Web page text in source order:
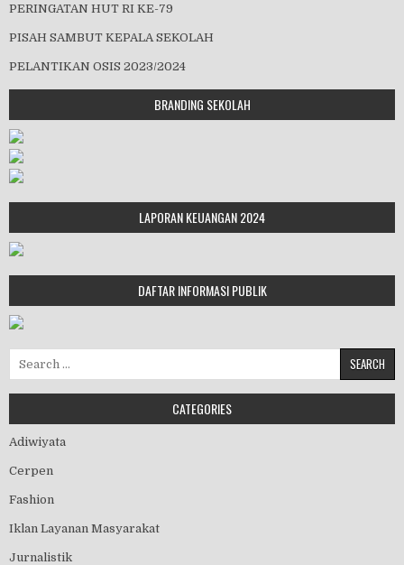
PERINGATAN HUT RI KE-79
PISAH SAMBUT KEPALA SEKOLAH
PELANTIKAN OSIS 2023/2024
BRANDING SEKOLAH
LAPORAN KEUANGAN 2024
DAFTAR INFORMASI PUBLIK
CATEGORIES
Adiwiyata
Cerpen
Fashion
Iklan Layanan Masyarakat
Jurnalistik